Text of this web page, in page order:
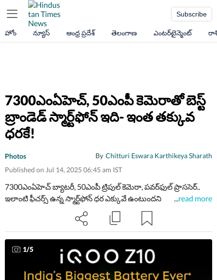
Subscribe
హోం న్యూస్ ఆంధ్ర ప్రదేశ్ తెలంగాణ ఎంటర్‌టైన్మెంట్
7300ఎంఏహెచ్​, 50ఎంపీ కెమెరాతో బెస్ట్​
బ్రాండెడ్​ స్మార్ట్​ఫోన్​ ఇది- ఇంత తక్కువ
ధరకే!
Photos By Chitturi Eswara Karthikeya Sharath
Published on Jul 14, 2025 06:45 am IST
7300ఎంఏహెచ్​ బ్యాటరీ, 50ఎంపీ ట్రిపుల్​ కెమెరా, పవర్​ఫుల్​ ప్రాససెర్​..
ఇలాంటి ఫీచర్స్​ ఉన్న స్మార్ట్​ఫోన్​ ధర ఎక్కువే ఉంటుందని
అనుకుంటున్నారా? అయితే మీరు పొరబడినట్టే! ఇవి ఐక్యూ జెడ్​10 స్మార్ట్​
ఫోన్​ ఫీచర్స్​. పూర్తి వివరాల్లోకి వెళితే..
...read more
1/5